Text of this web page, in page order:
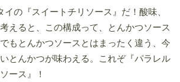
イの『スイートチリソース』だ！酸味、
えると、この構成って、とんかつソース
もとんかつソースとはまったく違う、今
とんかつが味わえる。これぞ『パラレル
ース』！